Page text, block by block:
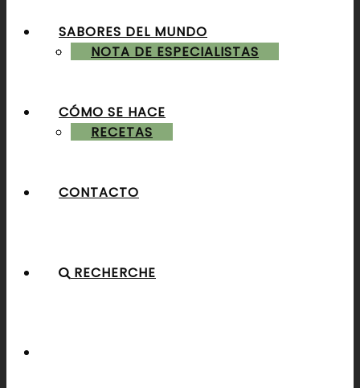
POSTRES & TORTAS
NOTA DE ESPECIALISTAS
RECETAS
SABORES DEL MUNDO
CÓMO SE HACE
CONTACTO
RECHERCHE